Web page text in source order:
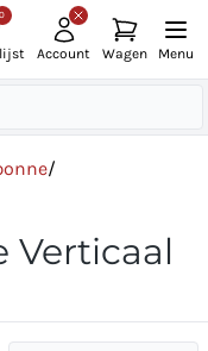
0
Account Wagen Menu
/
Verticaal